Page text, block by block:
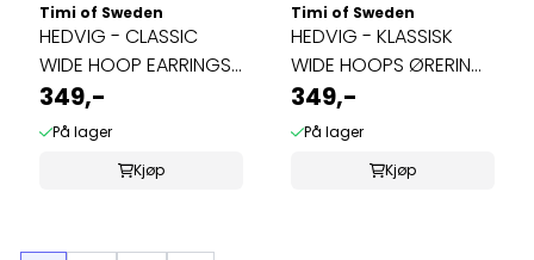
Timi of Sweden
HEDVIG - CLASSIC
WIDE HOOP EARRINGS
STAINLESS ...
349,-
På lager
Kjøp
Timi of Sweden
HEDVIG - KLASSISK
WIDE HOOPS ØRERING
RUSTFRITT ...
349,-
På lager
Kjøp